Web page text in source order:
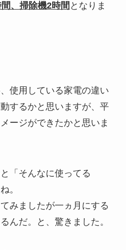
、掃除機2時間 となりま
使用している家電の違い
するかと思いますが、平
ージができたかと思いま
「そんなに使ってる
。
みましたが一ヵ月にする
んだ。と、驚きました。